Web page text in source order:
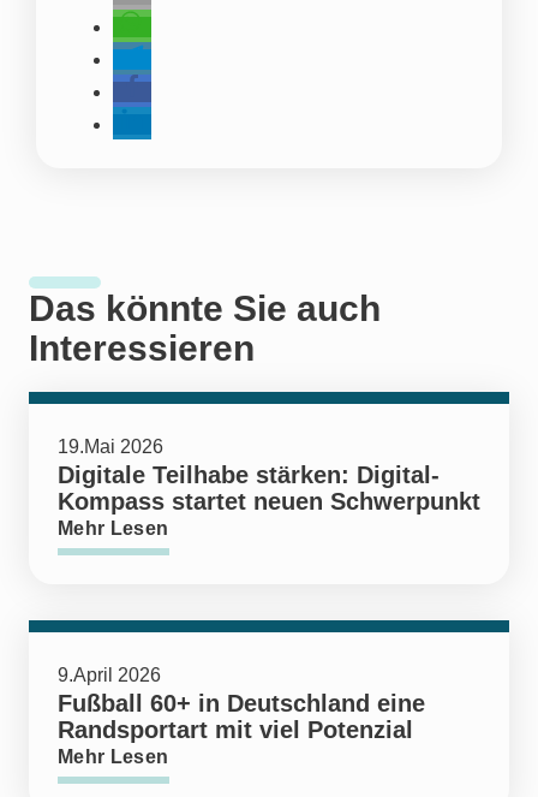
Das könnte Sie auch
Interessieren
19.Mai 2026
Digitale Teilhabe stärken: Digital-
Kompass startet neuen Schwerpunkt
Mehr Lesen
9.April 2026
Fußball 60+ in Deutschland eine
Randsportart mit viel Potenzial
Mehr Lesen